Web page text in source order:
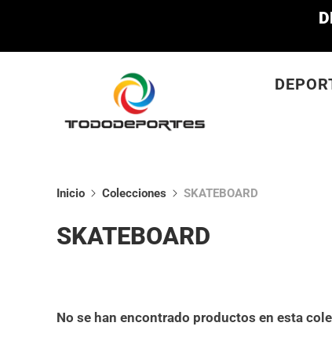
Inicio Colecciones SKATEBOARD
SKATEBOARD
No se han encontrado productos en esta